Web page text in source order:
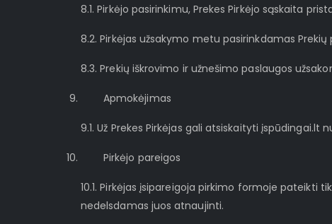
8.1. Pirkėjo pasirinkimu, Prekes Pirkėjo sąskaita
8.2. Pirkėjas užsakymo metu pasirinkdamas
8.3. Prekių iškrovimo ir užnešimo paslaugos
Apmokėjimas
9.1. Už Prekes Pirkėjas gali atsiskaityti įspūdingai.lt
Pirkėjo pareigos
10.1. Pirkėjas įsipareigoja pirkimo formoje pateikti
nedelsdamas juos atnaujinti.